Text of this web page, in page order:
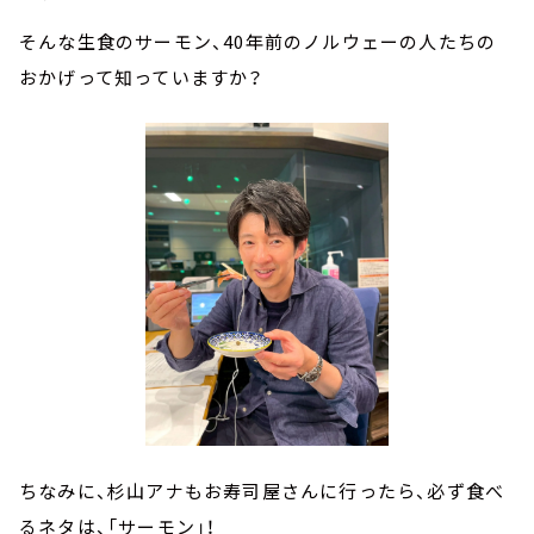
そんな生食のサーモン、40年前のノルウェーの人たちの
おかげって知っていますか？
ちなみに、杉山アナもお寿司屋さんに行ったら、必ず食べ
るネタは、「サーモン」！